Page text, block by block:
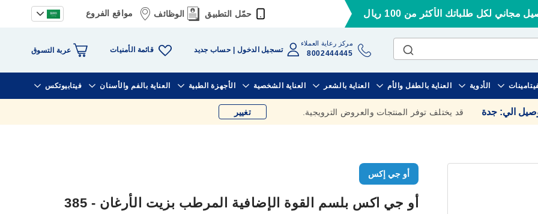
مجاني لكل طلباتك الأكثر من 100 ريال حمّل التطبيق الوظائف مواقع الفروع
مركز رعاية العملاء
8002444445 تسجيل الدخول حساب جديد قائمة الأمنيات عربة التسوق
الأدوية العناية بالطفل والأم العناية بالشعر العناية الشخصية الأجهزة الطبية العناية بالفم والأسنان فيتابيوتكس
الي: جدة قد يختلف توفر المنتجات والعروض الترويجية. تغيير
أو جي إكس
أو جي اكس بلسم القوة الإضافية المرطب بزيت الأرغان - 385